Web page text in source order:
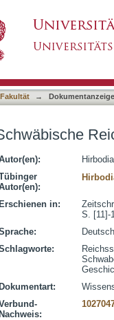
→ Dokumentanzeige
Erschienen in:
S. [11]-
Deutsch
Dokumentart:
Nachweis: